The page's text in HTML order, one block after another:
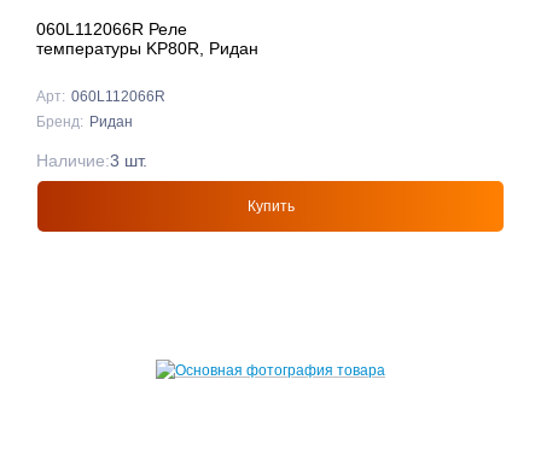
060L112066R Реле
температуры KP80R, Ридан
Арт: 060L112066R
Бренд: Ридан
Купить
Наличие:3 шт.